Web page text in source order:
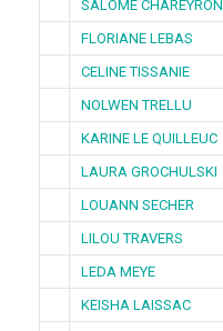
SALOME CHAREYRON
FLORIANE LEBAS
CELINE TISSANIE
NOLWEN TRELLU
KARINE LE QUILLEUC
LAURA GROCHULSKI
LOUANN SECHER
LILOU TRAVERS
LEDA MEYE
KEISHA LAISSAC